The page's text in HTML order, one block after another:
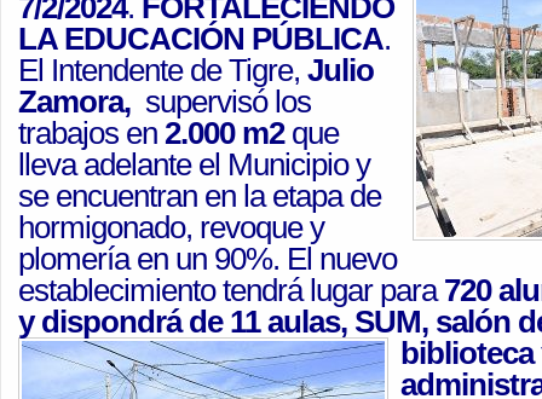
7/2/2024. FORTALECIENDO
LA EDUCACIÓN PÚBLICA.
El Intendente de Tigre, Julio
Zamora, supervisó los
trabajos en 2.000 m2que
lleva adelante el Municipio y
se encuentran en la etapa de
hormigonado, revoque y
plomería en un 90%. El nuevo
establecimiento tendrá lugar para720
y dispondrá de 11 aulas, SUM, salón
biblioteca